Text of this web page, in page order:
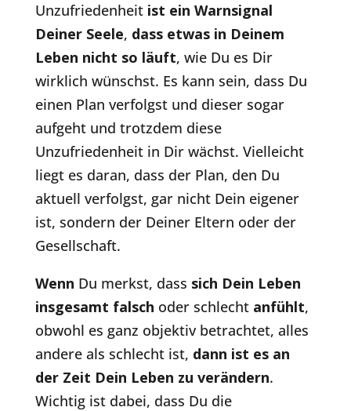
Unzufriedenheit ist ein Warnsignal
Deiner Seele, dass etwas in Deinem
Leben nicht so läuft, wie Du es Dir
wirklich wünschst. Es kann sein, dass Du
einen Plan verfolgst und dieser sogar
aufgeht und trotzdem diese
Unzufriedenheit in Dir wächst. Vielleicht
liegt es daran, dass der Plan, den Du
aktuell verfolgst, gar nicht Dein eigener
ist, sondern der Deiner Eltern oder der
Gesellschaft.
Wenn Du merkst, dass sich Dein Leben
insgesamt falsch oder schlecht anfühlt,
obwohl es ganz objektiv betrachtet, alles
andere als schlecht ist, dann ist es an
der Zeit Dein Leben zu verändern.
Wichtig ist dabei, dass Du die